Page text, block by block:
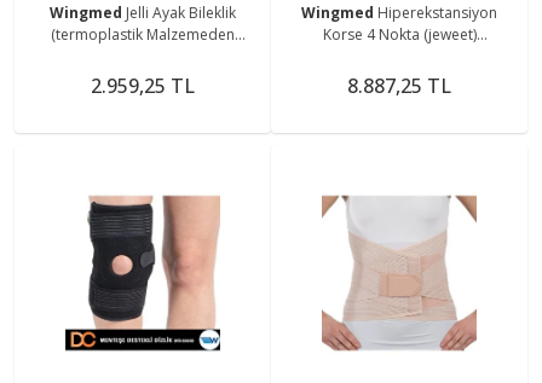
Wingmed Jelli Ayak Bileklik
(termoplastik Malzemeden
Veya Soğuk Tedavi Için)
2.959,25 TL
Wingmed Hiperekstansiyon
Korse 4 Nokta (jeweet)
Travmalar, Osteporoz, Kifoz)
8.887,25 TL